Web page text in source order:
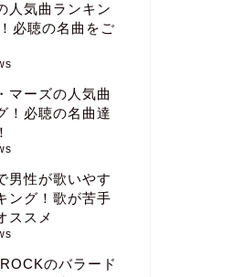
人気曲ランキン
必聴の名曲をご
マーズの人気曲
！必聴の名曲達
男性が歌いやす
ング！歌が苦手
ススメ
のバラード